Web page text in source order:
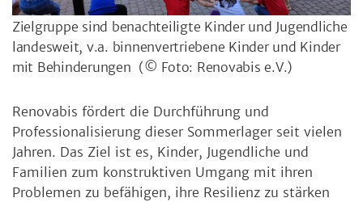
Zielgruppe sind benachteiligte Kinder und Jugendliche
landesweit, v.a. binnenvertriebene Kinder und Kinder
mit Behinderungen (© Foto: Renovabis e.V.)
Renovabis fördert die Durchführung und
Professionalisierung dieser Sommerlager seit vielen
Jahren. Das Ziel ist es, Kinder, Jugendliche und
Familien zum konstruktiven Umgang mit ihren
Problemen zu befähigen, ihre Resilienz zu stärken